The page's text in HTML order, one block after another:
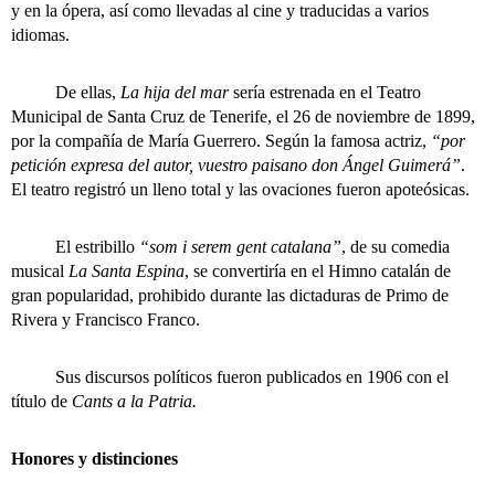
y en la ópera, así como llevadas al cine y traducidas a varios
idiomas.
De ellas, La hija del marsería estrenada en el Teatro
Municipal de Santa Cruz de Tenerife, el 26 de noviembre de 1899,
por la compañía de María Guerrero. Según la famosa actriz, “por
petición expresa del autor, vuestro paisano don Ángel Guimerá”.
El teatro registró un lleno total y las ovaciones fueron apoteósicas.
El estribillo “som i serem gent catalana”, de su comedia
musical La Santa Espina, se convertiría en el Himno catalán de
gran popularidad, prohibido durante las dictaduras de Primo de
Rivera y Francisco Franco.
Sus discursos políticos fueron publicados en 1906 con el
título de Cants a la Patria.
Honores y distinciones